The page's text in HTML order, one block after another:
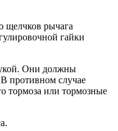
щелчков рычага
гайки
Они должны
противном случае
тормоза или тормозные